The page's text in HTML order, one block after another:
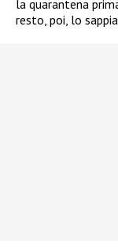
la quarantena
resto, poi, lo